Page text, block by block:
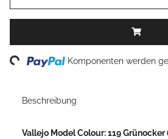
Komponenten werden
Beschreibung
Vallejo Model Colour: 119 Grünocker